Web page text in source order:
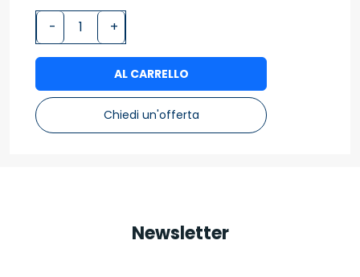
- +
AL CARRELLO
Chiedi un'offerta
Newsletter